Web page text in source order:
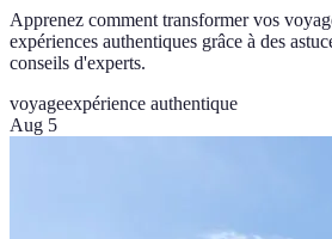
Apprenez comment transformer vos
expériences authentiques grâce à des
conseils d'experts.
voyageexpérience authentique
Aug 5